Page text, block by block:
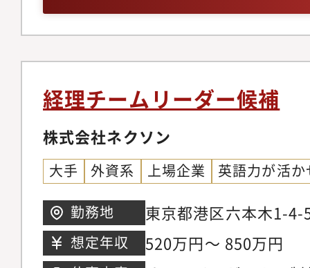
経理チームリーダー候補
株式会社ネクソン
大手 外資系 上場企業 英語力が活か
勤務地
東京都港区六本木1-
タワー6階
想定年収 520万円～ 850万円